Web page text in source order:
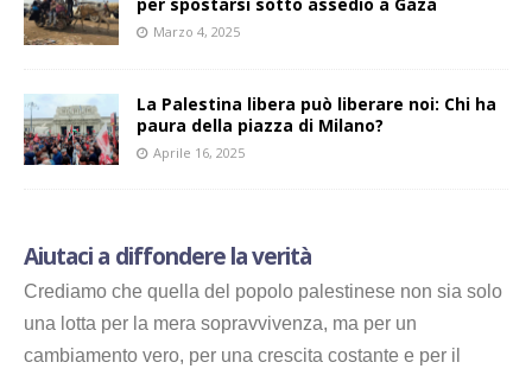
per spostarsi sotto assedio a Gaza
Marzo 4, 2025
La Palestina libera può liberare noi: Chi ha
paura della piazza di Milano?
Aprile 16, 2025
Aiutaci a diffondere la verità
Crediamo che quella del popolo palestinese non sia solo
una lotta per la mera sopravvivenza, ma per un
cambiamento vero, per una crescita costante e per il